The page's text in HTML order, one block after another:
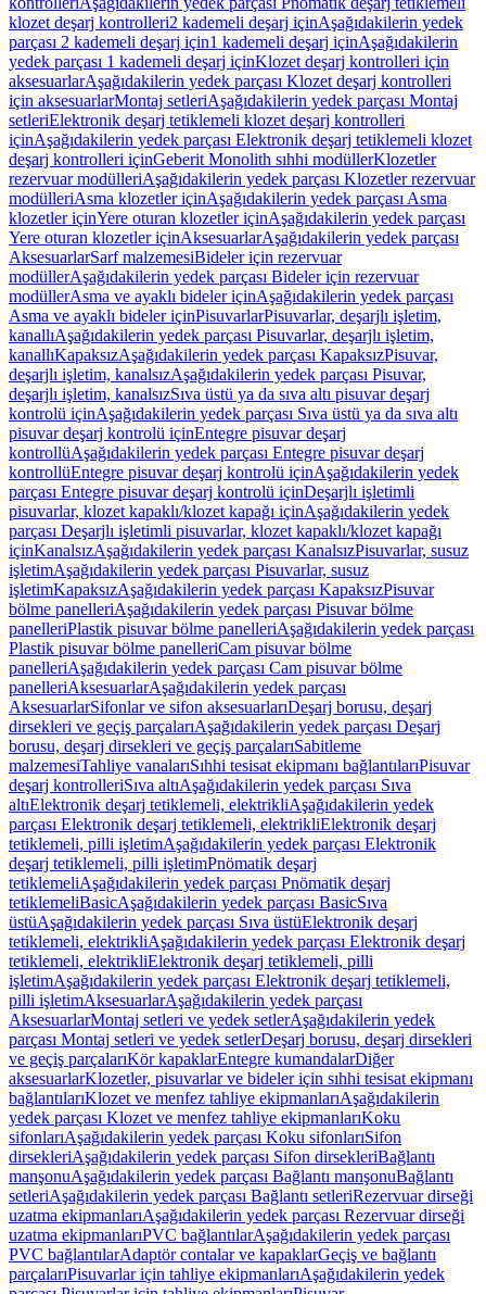
klozet deşarj kontrolleri2 kademeli deşarj içinAşağıdakilerin yedek
parçası 2 kademeli deşarj için1 kademeli deşarj içinAşağıdakilerin
yedek parçası 1 kademeli deşarj içinKlozet deşarj kontrolleri için
aksesuarlarAşağıdakilerin yedek parçası Klozet deşarj kontrolleri
için aksesuarlarMontaj setleriAşağıdakilerin yedek parçası Montaj
setleriElektronik deşarj tetiklemeli klozet deşarj kontrolleri
içinAşağıdakilerin yedek parçası Elektronik deşarj tetiklemeli klozet
deşarj kontrolleri içinGeberit Monolith sıhhi modüllerKlozetler
rezervuar modülleriAşağıdakilerin yedek parçası Klozetler rezervuar
modülleriAsma klozetler içinAşağıdakilerin yedek parçası Asma
klozetler içinYere oturan klozetler içinAşağıdakilerin yedek parçası
Yere oturan klozetler içinAksesuarlarAşağıdakilerin yedek parçası
AksesuarlarSarf malzemesiBideler için rezervuar
modüllerAşağıdakilerin yedek parçası Bideler için rezervuar
modüllerAsma ve ayaklı bideler içinAşağıdakilerin yedek parçası
Asma ve ayaklı bideler içinPisuvarlarPisuvarlar, deşarjlı işletim,
kanallıAşağıdakilerin yedek parçası Pisuvarlar, deşarjlı işletim,
kanallıKapaksızAşağıdakilerin yedek parçası KapaksızPisuvar,
deşarjlı işletim, kanalsızAşağıdakilerin yedek parçası Pisuvar,
deşarjlı işletim, kanalsızSıva üstü ya da sıva altı pisuvar deşarj
kontrolü içinAşağıdakilerin yedek parçası Sıva üstü ya da sıva altı
pisuvar deşarj kontrolü içinEntegre pisuvar deşarj
kontrollüAşağıdakilerin yedek parçası Entegre pisuvar deşarj
kontrollüEntegre pisuvar deşarj kontrolü içinAşağıdakilerin yedek
parçası Entegre pisuvar deşarj kontrolü içinDeşarjlı işletimli
pisuvarlar, klozet kapaklı/klozet kapağı içinAşağıdakilerin yedek
parçası Deşarjlı işletimli pisuvarlar, klozet kapaklı/klozet kapağı
içinKanalsızAşağıdakilerin yedek parçası KanalsızPisuvarlar, susuz
işletimAşağıdakilerin yedek parçası Pisuvarlar, susuz
işletimKapaksızAşağıdakilerin yedek parçası KapaksızPisuvar
bölme panelleriAşağıdakilerin yedek parçası Pisuvar bölme
panelleriPlastik pisuvar bölme panelleriAşağıdakilerin yedek parçası
Plastik pisuvar bölme panelleriCam pisuvar bölme
panelleriAşağıdakilerin yedek parçası Cam pisuvar bölme
panelleriAksesuarlarAşağıdakilerin yedek parçası
AksesuarlarSifonlar ve sifon aksesuarlarıDeşarj borusu, deşarj
dirsekleri ve geçiş parçalarıAşağıdakilerin yedek parçası Deşarj
borusu, deşarj dirsekleri ve geçiş parçalarıSabitleme
malzemesiTahliye vanalarıSıhhi tesisat ekipmanı bağlantılarıPisuvar
deşarj kontrolleriSıva altıAşağıdakilerin yedek parçası Sıva
altıElektronik deşarj tetiklemeli, elektrikliAşağıdakilerin yedek
parçası Elektronik deşarj tetiklemeli, elektrikliElektronik deşarj
tetiklemeli, pilli işletimAşağıdakilerin yedek parçası Elektronik
deşarj tetiklemeli, pilli işletimPnömatik deşarj
tetiklemeliAşağıdakilerin yedek parçası Pnömatik deşarj
tetiklemeliBasicAşağıdakilerin yedek parçası BasicSıva
üstüAşağıdakilerin yedek parçası Sıva üstüElektronik deşarj
tetiklemeli, elektrikliAşağıdakilerin yedek parçası Elektronik deşarj
tetiklemeli, elektrikliElektronik deşarj tetiklemeli, pilli
işletimAşağıdakilerin yedek parçası Elektronik deşarj tetiklemeli,
pilli işletimAksesuarlarAşağıdakilerin yedek parçası
AksesuarlarMontaj setleri ve yedek setlerAşağıdakilerin yedek
parçası Montaj setleri ve yedek setlerDeşarj borusu, deşarj dirsekleri
ve geçiş parçalarıKör kapaklarEntegre kumandalarDiğer
aksesuarlarKlozetler, pisuvarlar ve bideler için sıhhi tesisat ekipmanı
bağlantılarıKlozet ve menfez tahliye ekipmanlarıAşağıdakilerin
yedek parçası Klozet ve menfez tahliye ekipmanlarıKoku
sifonlarıAşağıdakilerin yedek parçası Koku sifonlarıSifon
dirsekleriAşağıdakilerin yedek parçası Sifon dirsekleriBağlantı
manşonuAşağıdakilerin yedek parçası Bağlantı manşonuBağlantı
setleriAşağıdakilerin yedek parçası Bağlantı setleriRezervuar dirseği
uzatma ekipmanlarıAşağıdakilerin yedek parçası Rezervuar dirseği
uzatma ekipmanlarıPVC bağlantılarAşağıdakilerin yedek parçası
PVC bağlantılarAdaptör contalar ve kapaklarGeçiş ve bağlantı
parçalarıPisuvarlar için tahliye ekipmanlarıAşağıdakilerin yedek